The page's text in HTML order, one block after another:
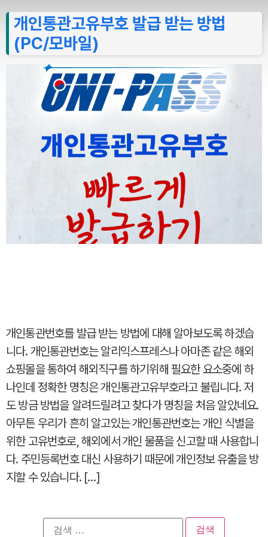
개인통관고유부호 발급 받는 방법
(PC/모바일)
개인통관번호를 발급 받는 방법에 대해 알아보도록 하겠습
니다. 개인통관번호는 알리익스프레스나 아마존 같은 해외
쇼핑몰을 통하여 해외직구를 하기위해 필요한 요소중에 하
나인데 정확한 명칭은 개인통관고유부호라고 불립니다. 저
도 방금 방법을 알려드릴려고 찾다가 명칭을 처음 알았네요.
아무튼 우리가 흔히 알고있는 개인통관번호는 개인 식별을
위한 고유번호로, 해외에서 개인 물품을 신고할 때 사용합니
다. 주민등록번호 대신 사용하기 때문에 개인정보 유출을 방
지할 수 있습니다. […]
검
색: